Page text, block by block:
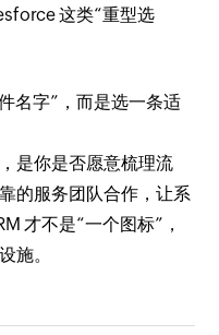
这类“重型选
名字”，而是选一条适
是你是否愿意梳理流
的服务团队合作，让系
才不是“一个图标”，
施。